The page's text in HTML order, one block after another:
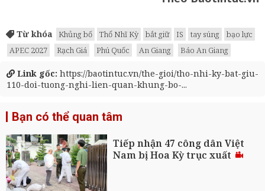
Từ khóa Khủng bố Thổ Nhĩ Kỳ bắt giữ IS tay súng
bạo lực
APEC 2027
Rạch Giá Phú Quốc An Giang Báo An Giang
Link gốc: https://baotintuc.vn/the-gioi/tho-nhi-ky-bat-giu-
110-doi-tuong-nghi-lien-quan-khung-bo-...
Bạn có thể quan tâm
Tiếp nhận 47 công dân Việt
Nam bị Hoa Kỳ trục xuất